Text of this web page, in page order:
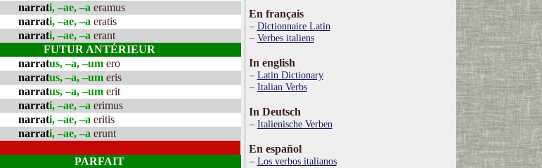
narrati, –ae, –a eramus
narrati, –ae, –a eratis
narrati, –ae, –a erant
FUTUR ANTÉRIEUR
narratus, –a, –um ero
narratus, –a, –um eris
narratus, –a, –um erit
narrati, –ae, –a erimus
narrati, –ae, –a eritis
narrati, –ae, –a erunt
PARFAIT
En français
Dictionnaire Latin
Verbes italiens
In english
Latin Dictionary
Italian Verbs
In Deutsch
Italienische Verben
En español
Los verbos italianos